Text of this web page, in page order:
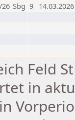
Sbg 9 14.03.2026
Feld
in